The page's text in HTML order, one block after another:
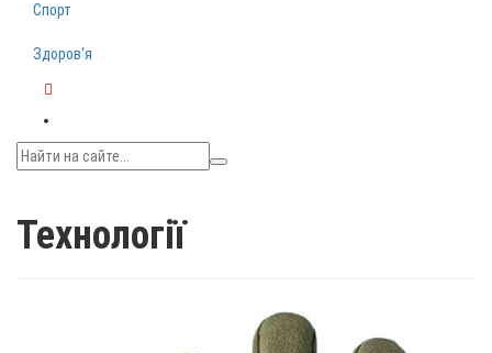
Спорт
Здоров‘я
Технології